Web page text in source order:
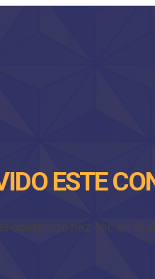
ESTE
contenido haz clic en el